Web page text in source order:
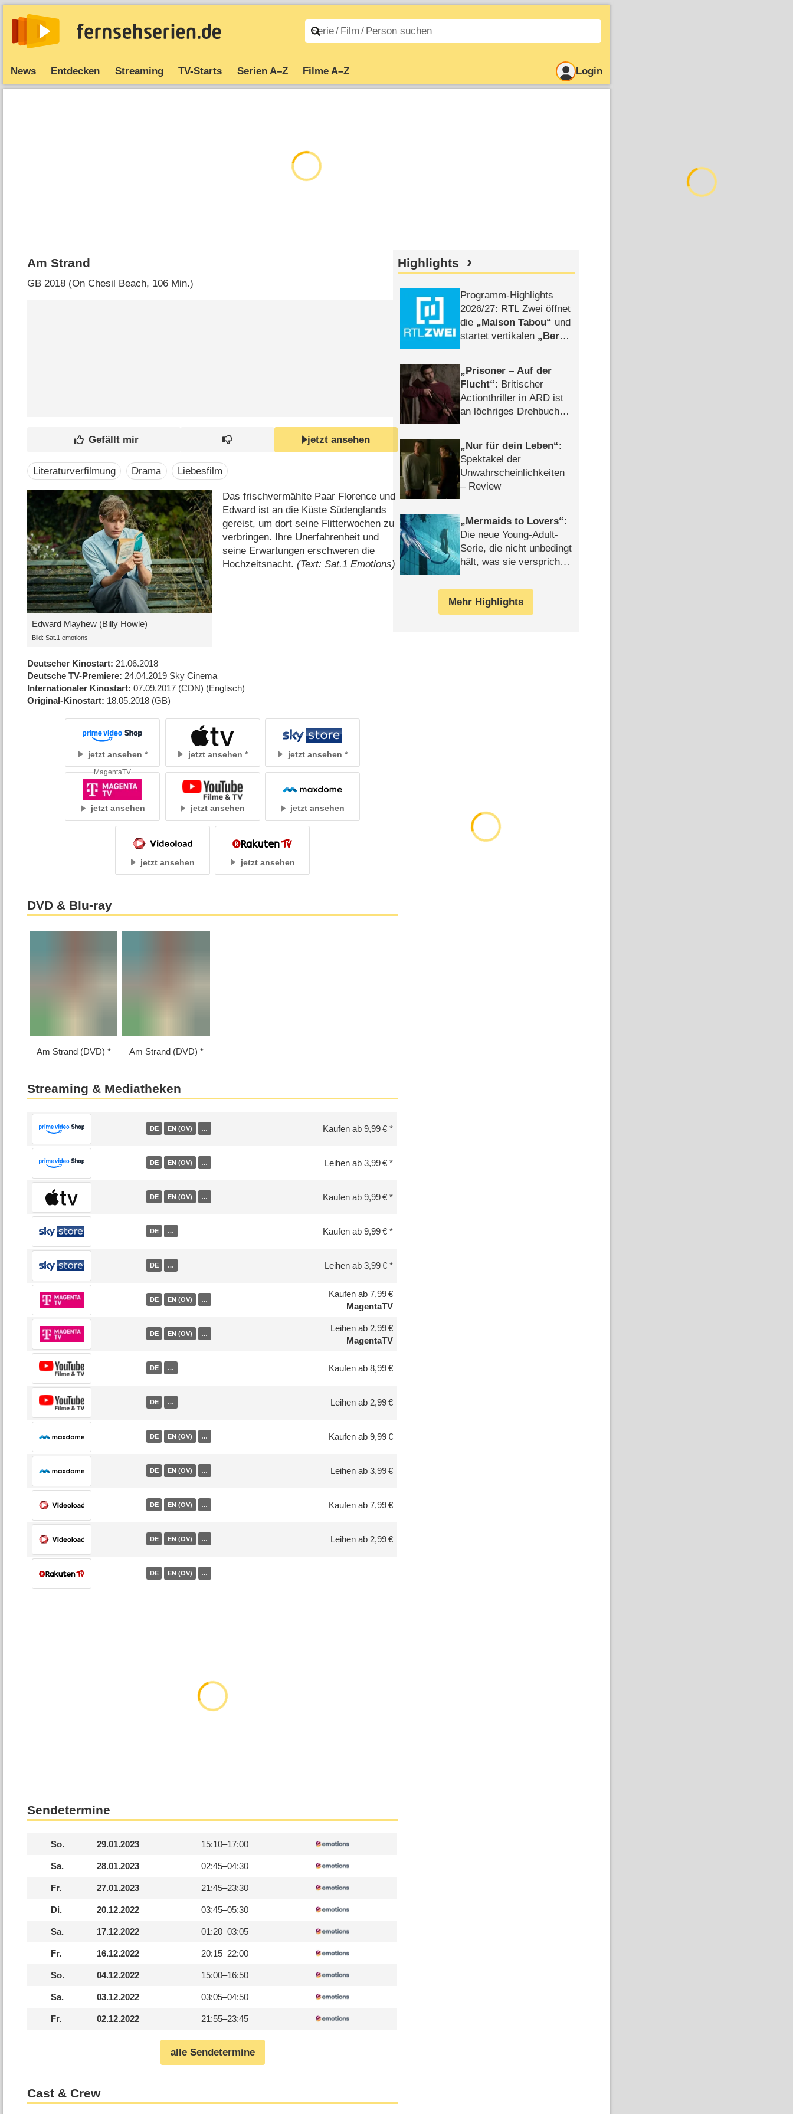
News Entdecken Streaming TV-Starts Serien A–Z Filme A–Z Login
Am Strand
GB 2018 (On Chesil Beach‎, 106 Min.)
jetzt ansehen
Literaturverfilmung Drama Liebesfilm
Edward Mayhew (Billy Howle)
Bild: Sat.1 emotions
Das frischvermählte Paar Florence und
Edward ist an die Küste Südenglands
gereist, um dort seine Flitterwochen zu
verbringen. Ihre Unerfahrenheit und
seine Erwartungen erschweren die
Hochzeitsnacht.(Text: Sat.1 Emotions)
Deutscher Kinostart 21.06.2018
Deutsche TV-Premiere 24.04.2019 Sky Cinema
Internationaler Kinostart 07.09.2017 (CDN) (Englisch)
Original-Kinostart 18.05.2018 (GB)
jetzt ansehen jetzt ansehen jetzt ansehen
jetzt ansehen
MagentaTV
jetzt ansehen jetzt ansehen
jetzt ansehen jetzt ansehen
DVD & Blu-ray
Am Strand (DVD) Am Strand (DVD)
Streaming & Mediatheken
DE EN (OV) … Kaufen ab 9,99 €
DE EN (OV) … Leihen ab 3,99 €
DE EN (OV) … Kaufen ab 9,99 €
DE … Kaufen ab 9,99 €
DE … Leihen ab 3,99 €
DE EN (OV) …
Kaufen ab 7,99 €
MagentaTV
DE EN (OV) …
Leihen ab 2,99 €
MagentaTV
DE … Kaufen ab 8,99 €
DE … Leihen ab 2,99 €
DE EN (OV) … Kaufen ab 9,99 €
DE EN (OV) … Leihen ab 3,99 €
DE EN (OV) … Kaufen ab 7,99 €
DE EN (OV) … Leihen ab 2,99 €
DE EN (OV) …
Sendetermine
So. 29.01.2023 15:10–17:00
Sa. 28.01.2023 02:45–04:30
Fr. 27.01.2023 21:45–23:30
Di. 20.12.2022 03:45–05:30
Sa. 17.12.2022 01:20–03:05
Fr. 16.12.2022 20:15–22:00
So. 04.12.2022 15:00–16:50
Sa. 03.12.2022 03:05–04:50
Fr. 02.12.2022 21:55–23:45
alle Sendetermine
Cast & Crew
Highlights
Programm-Highlights
2026/​27: RTL Zwei öffnet
die
Maison Tabou
und
startet vertikalen
Berlin
Prisoner – Auf der
Flucht : Britischer
Actionthriller in ARD ist
an löchriges Drehbuch
Nur für dein Leben :
Spektakel der
Unwahrscheinlichkeiten
– Review
Mermaids to Lovers :
Die neue Young-Adult-
Serie, die nicht unbedingt
hält, was sie verspricht –
Mehr Highlights